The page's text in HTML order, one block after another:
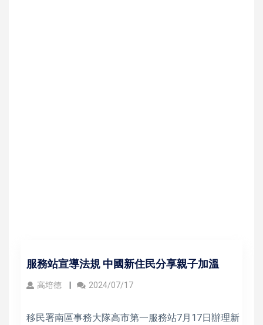
服務站宣導法規 中國新住民分享親子加溫
高培德 2024/07/17
移民署南區事務大隊高市第一服務站7月17日辦理新